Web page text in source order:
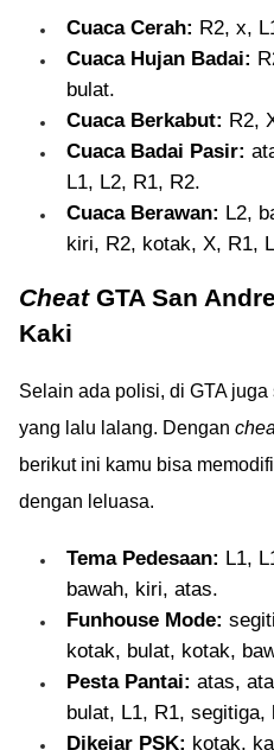
Cuaca Cerah: R2, x,
Cuaca Hujan Badai:
bulat.
Cuaca Berkabut: R2,
Cuaca Badai Pasir:
L1, L2, R1, R2.
Cuaca Berawan: L2,
kiri, R2, kotak, X, R1,
CheatGTA San
Kaki
Selain ada polisi, di GTA
yang lalu lalang. Dengan
berikut ini kamu bisa
dengan leluasa.
Tema Pedesaan: L1,
bawah, kiri, atas.
Funhouse Mode:
kotak, bulat, kotak,
Pesta Pantai: atas,
bulat, L1, R1, segitiga,
Dikejar PSK: kotak,